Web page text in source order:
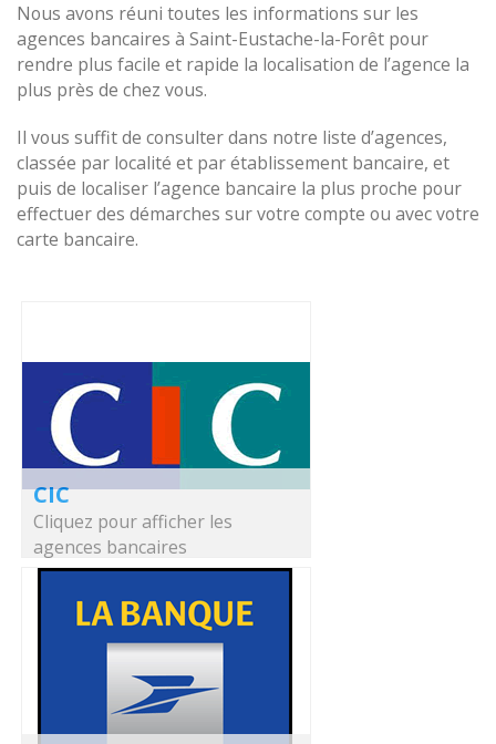
Nous avons réuni toutes les informations sur les
agences bancaires à Saint-Eustache-la-Forêt pour
rendre plus facile et rapide la localisation de l’agence la
plus près de chez vous.
Il vous suffit de consulter dans notre liste d’agences,
classée par localité et par établissement bancaire, et
puis de localiser l’agence bancaire la plus proche pour
effectuer des démarches sur votre compte ou avec votre
carte bancaire.
CIC
Cliquez pour afficher les
agences bancaires